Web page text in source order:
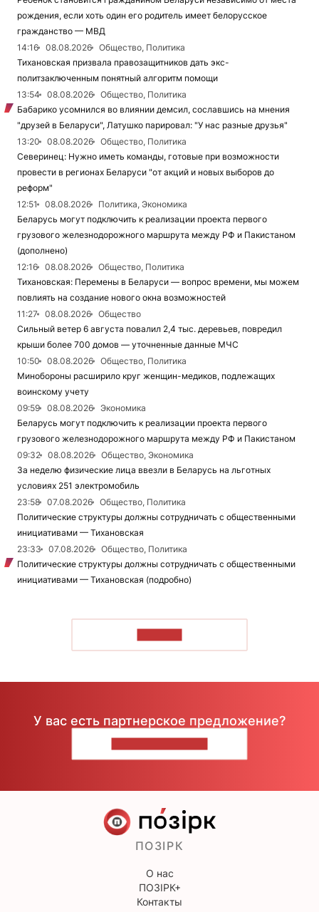
рождения, если хоть один его родитель имеет белорусское
гражданство — МВД
14:16
08.08.2026
Общество, Политика
Тихановская призвала правозащитников дать экс-
политзаключенным понятный алгоритм помощи
13:54
08.08.2026
Общество, Политика
Бабарико усомнился во влиянии демсил, сославшись на мнения
"друзей в Беларуси", Латушко парировал: "У нас разные друзья"
13:20
08.08.2026
Общество, Политика
Северинец: Нужно иметь команды, готовые при возможности
провести в регионах Беларуси "от акций и новых выборов до
реформ"
12:51
08.08.2026
Политика, Экономика
Беларусь могут подключить к реализации проекта первого
грузового железнодорожного маршрута между РФ и Пакистаном
(дополнено)
12:16
08.08.2026
Общество, Политика
Тихановская: Перемены в Беларуси — вопрос времени, мы можем
повлиять на создание нового окна возможностей
11:27
08.08.2026
Общество
Сильный ветер 6 августа повалил 2,4 тыс. деревьев, повредил
крыши более 700 домов — уточненные данные МЧС
10:50
08.08.2026
Общество, Политика
Минобороны расширило круг женщин-медиков, подлежащих
воинскому учету
09:59
08.08.2026
Экономика
Беларусь могут подключить к реализации проекта первого
грузового железнодорожного маршрута между РФ и Пакистаном
09:32
08.08.2026
Общество, Экономика
За неделю физические лица ввезли в Беларусь на льготных
условиях 251 электромобиль
23:58
07.08.2026
Общество, Политика
Политические структуры должны сотрудничать с общественными
инициативами — Тихановская
23:33
07.08.2026
Общество, Политика
Политические структуры должны сотрудничать с общественными
инициативами — Тихановская (подробно)
У вас есть партнерское предложение?
ПОЗІРК
О нас
ПОЗІРК+
Контакты